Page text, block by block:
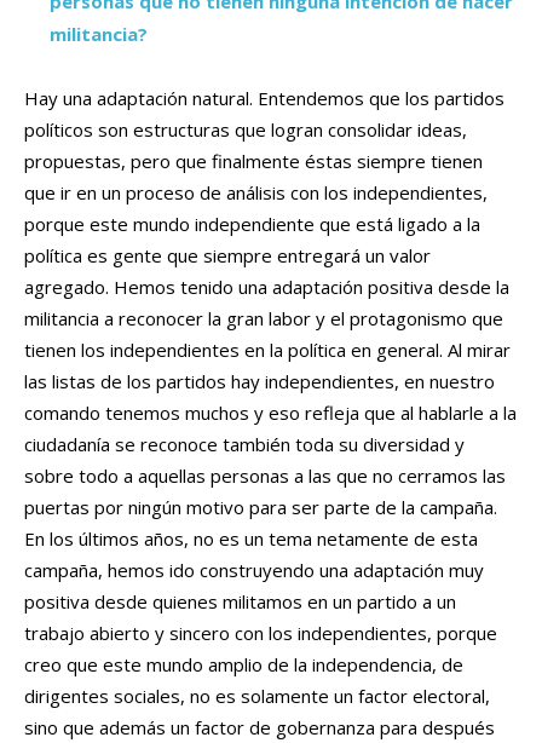
militancia?
Hay una adaptación natural. Entendemos que los partidos
políticos son estructuras que logran consolidar ideas,
propuestas, pero que finalmente éstas siempre tienen
que ir en un proceso de análisis con los independientes,
porque este mundo independiente que está ligado a la
política es gente que siempre entregará un valor
agregado. Hemos tenido una adaptación positiva desde la
militancia a reconocer la gran labor y el protagonismo que
tienen los independientes en la política en general. Al mirar
las listas de los partidos hay independientes, en nuestro
comando tenemos muchos y eso refleja que al hablarle a la
ciudadanía se reconoce también toda su diversidad y
sobre todo a aquellas personas a las que no cerramos las
puertas por ningún motivo para ser parte de la campaña.
En los últimos años, no es un tema netamente de esta
campaña, hemos ido construyendo una adaptación muy
positiva desde quienes militamos en un partido a un
trabajo abierto y sincero con los independientes, porque
creo que este mundo amplio de la independencia, de
dirigentes sociales, no es solamente un factor electoral,
sino que además un factor de gobernanza para después